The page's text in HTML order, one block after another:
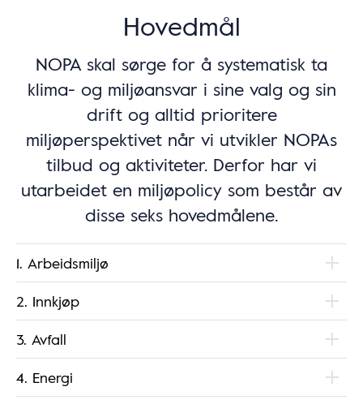
Hovedmål
NOPA skal sørge for å systematisk ta
klima- og miljøansvar i sine valg og sin
drift og alltid prioritere
miljøperspektivet når vi utvikler NOPAs
tilbud og aktiviteter. Derfor har vi
utarbeidet en miljøpolicy som består av
disse seks hovedmålene.
1. Arbeidsmiljø
2. Innkjøp
3. Avfall
4. Energi